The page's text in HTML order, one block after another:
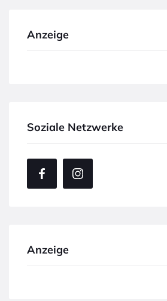
Anzeige
Soziale Netzwerke
Anzeige